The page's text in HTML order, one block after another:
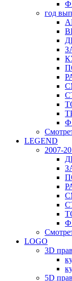
год
LEGEND
2007-
LOGO
3D
5D